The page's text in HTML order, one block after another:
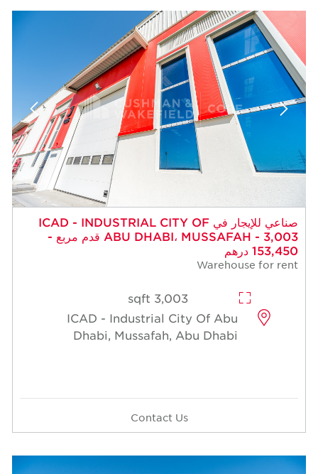
صناعي للإيجار في ICAD - INDUSTRIAL CITY OF
ABU DHABI، MUSSAFAH - 3,003 قدم مربع -
153,450 درهم
Warehouse for rent
3,003 sqft
ICAD - Industrial City Of Abu
Dhabi, Mussafah, Abu Dhabi
Contact Us